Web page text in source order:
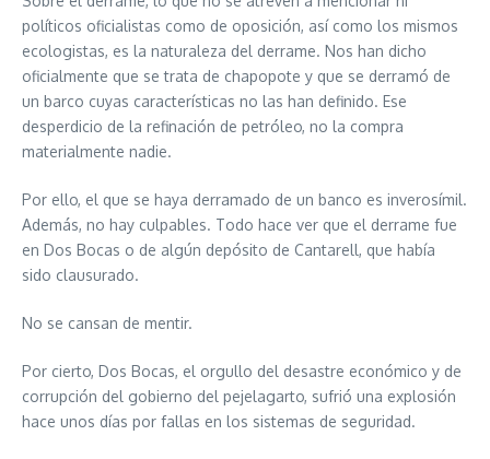
políticos oficialistas como de oposición, así como los mismos
ecologistas, es la naturaleza del derrame. Nos han dicho
oficialmente que se trata de chapopote y que se derramó de
un barco cuyas características no las han definido. Ese
desperdicio de la refinación de petróleo, no la compra
materialmente nadie.
Por ello, el que se haya derramado de un banco es inverosímil.
Además, no hay culpables. Todo hace ver que el derrame fue
en Dos Bocas o de algún depósito de Cantarell, que había
sido clausurado.
No se cansan de mentir.
Por cierto, Dos Bocas, el orgullo del desastre económico y de
corrupción del gobierno del pejelagarto, sufrió una explosión
hace unos días por fallas en los sistemas de seguridad.